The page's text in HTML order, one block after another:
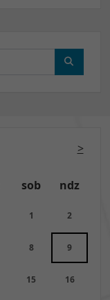
sob ndz
1 2
8 9
15 16
>